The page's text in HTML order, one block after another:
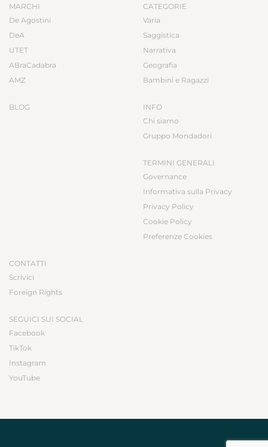
MARCHI
De Agostini
DeA
UTET
ABraCadabra
AMZ
BLOG
CATEGORIE
Varia
Saggistica
Narrativa
Geografia
Bambini e Ragazzi
INFO
Chi siamo
Gruppo Mondadori
TERMINI GENERALI
Governance
Informativa sulla Privacy
Privacy Policy
Cookie Policy
Preferenze Cookies
CONTATTI
Scrivici
Foreign Rights
SEGUICI SUI SOCIAL
Facebook
TikTok
Instagram
YouTube